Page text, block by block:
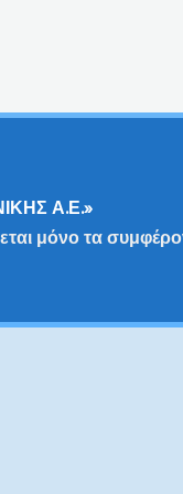
Α.Ε.»
μόνο τα